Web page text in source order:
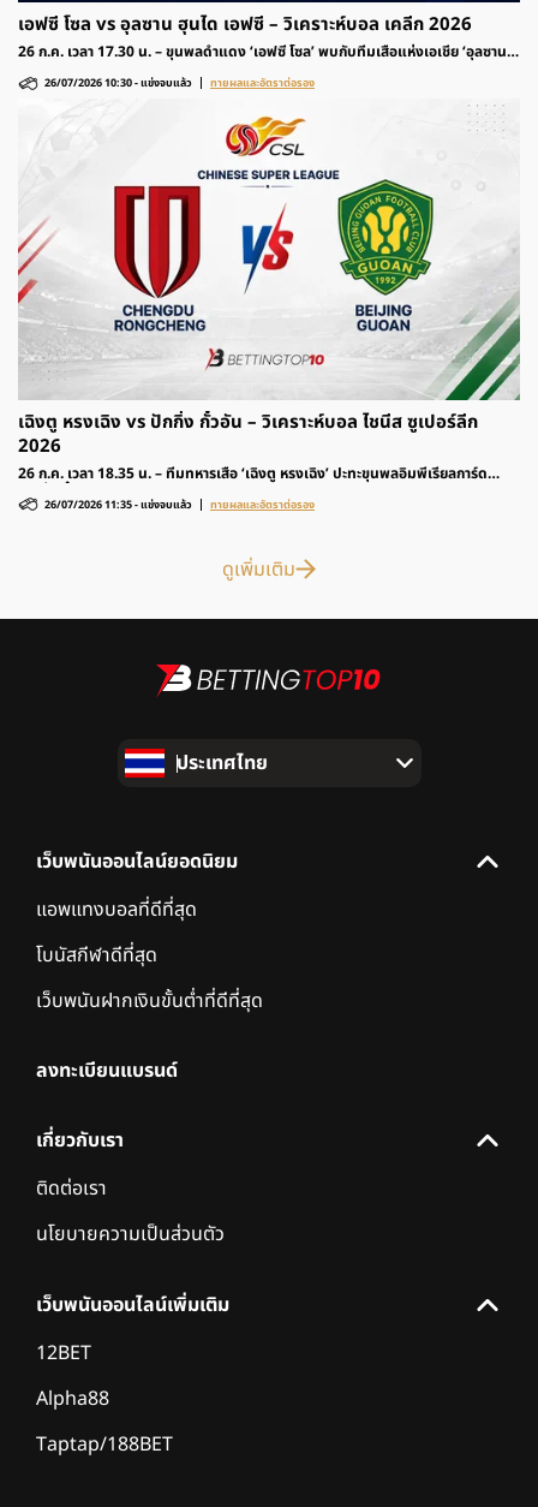
เอฟซี โซล vs อุลซาน ฮุนได เอฟซี – วิเคราะห์บอล เคลีก 2026
26 ก.ค. เวลา 17.30 น. – ขุนพลดำแดง ‘เอฟซี โซล’ พบกับทีมเสือแห่งเอเชีย ‘อุลซาน
ต่อรองได้ที่นี่
26/07/2026 10:30-แข่งจบแล้ว ทายผลและอัตราต่อรอง
เฉิงตู หรงเฉิง vs ปักกิ่ง กั๋วอัน – วิเคราะห์บอล ไชนีส ซูเปอร์ลีก
2026
26 ก.ค. เวลา 18.35 น. – ทีมทหารเสือ ‘เฉิงตู หรงเฉิง’ ปะทะขุนพลอิมพีเรียลการ์ด
อัตราต่อรองได้ที่นี่
26/07/2026 11:35-แข่งจบแล้ว ทายผลและอัตราต่อรอง
ดูเพิ่มเติม
ประเทศไทย
เว็บพนันออนไลน์ยอดนิยม
แอพแทงบอลที่ดีที่สุด
โบนัสกีฬาดีที่สุด
เว็บพนันฝากเงินขั้นต่ำที่ดีที่สุด
ลงทะเบียนแบรนด์
เกี่ยวกับเรา
ติดต่อเรา
นโยบายความเป็นส่วนตัว
เว็บพนันออนไลน์เพิ่มเติม
12BET
Alpha88
Taptap/188BET